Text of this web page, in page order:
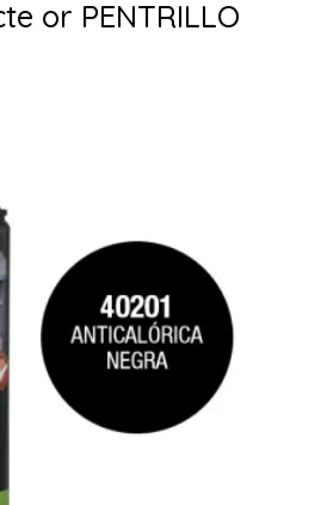
or PENTRILLO